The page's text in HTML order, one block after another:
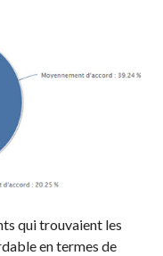
qui trouvaient les
en termes de